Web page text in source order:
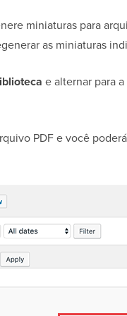
miniaturas para
as miniaturas
e alternar para
PDF e você